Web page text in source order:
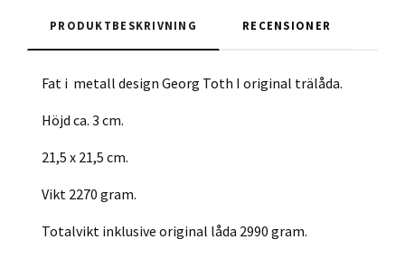
PRODUKTBESKRIVNING RECENSIONER
Fat i metall design Georg Toth I original trälåda.
Höjd ca. 3 cm.
21,5 x 21,5 cm.
Vikt 2270 gram.
Totalvikt inklusive original låda 2990 gram.